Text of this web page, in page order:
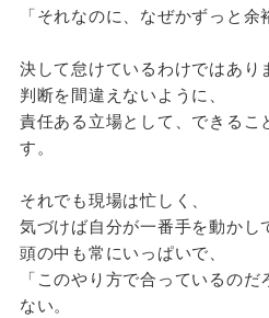
「それなのに、なぜかずっと余
決して怠けているわけではあり
判断を間違えないように、
責任ある立場として、できるこ
す。
それでも現場は忙しく、
気づけば自分が一番手を動かし
頭の中も常にいっぱいで、
「このやり方で合っているの
ない。